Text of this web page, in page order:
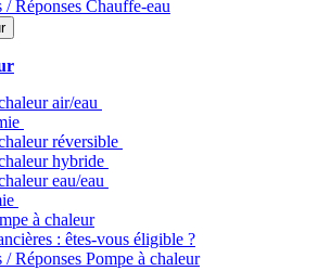
/ Réponses Chauffe-eau
air/eau
réversible
hybride
eau/eau
à chaleur
: êtes-vous éligible ?
/ Réponses Pompe à chaleur